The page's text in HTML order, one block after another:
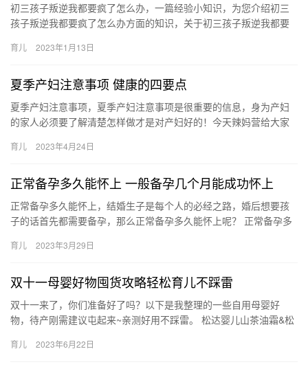
初三孩子叛逆我都要疯了怎么办，一篇经验小知识，为您介绍初三
孩子叛逆我都要疯了怎么办方面的知识，关于初三孩子叛逆我都要
下吧…
育儿 2023年1月13日
夏季产妇注意事项 健康的四要点
夏季产妇注意事项，夏季产妇注意事项是很重要的信息，身为产妇
的家人必须要了解清楚怎样做才是对产妇好的！今天辣妈营给大家
妇注…
育儿 2023年4月24日
正常备孕多久能怀上 一般备孕几个月能成功怀上
正常备孕多久能怀上，结婚生子是每个人的必经之路，婚后想要孩
子的话首先都需要备孕，那么正常备孕多久能怀上呢？ 正常备孕多
对…
育儿 2023年3月29日
双十一母婴好物囤货攻略轻松育儿不踩雷
双十一来了，你们准备好了吗？以下是我整理的一些自用母婴好
物，待产刚需建议屯起来~亲测好用不踩雷。 松达婴儿山茶油霜&松
育儿 2023年6月22日